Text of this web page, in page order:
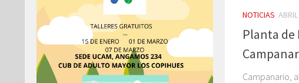
NOTICIAS
Planta de
Campanario,